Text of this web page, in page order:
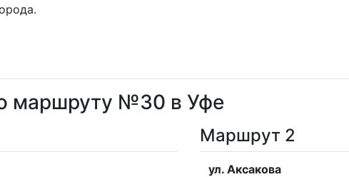
маршруту №30 в Уфе
Маршрут 2
ул. Аксакова